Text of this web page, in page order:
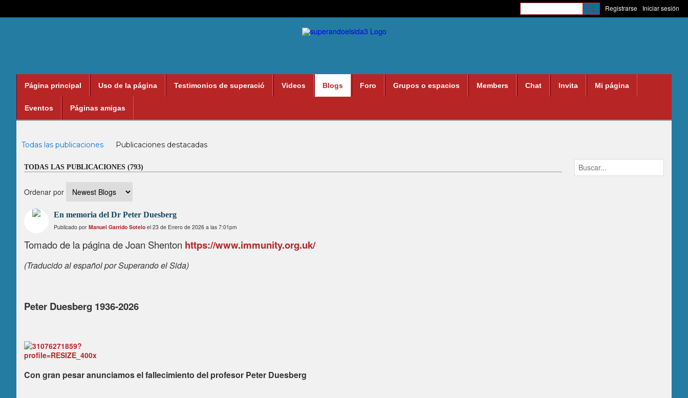
Registrarse Iniciar sesión
Página principal Uso de la página Testimonios de superació Videos Blogs Foro Grupos o espacios Members Chat Invita Mi página
Eventos Páginas amigas
Todas las publicaciones
Publicaciones destacadas
TODAS LAS PUBLICACIONES (793)
Ordenar por
En memoria del Dr Peter Duesberg
Publicado por Manuel Garrido Sotelo el 23 de Enero de 2026 a las 7:01pm
Tomado de la página de Joan Shenton https://www.immunity.org.uk/
(Traducido al español por Superando el Sida)
Peter Duesberg 1936-2026
Con gran pesar anunciamos el fallecimiento del profesor Peter Duesberg